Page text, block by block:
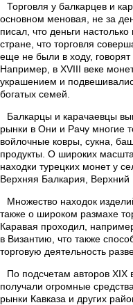
Торговля у балкарцев и
основном меновая, не за
писал, что деньги
стране, что торговля
еще не были в ходу, говорят
Например, в XVIII веке
украшением и
богатых семей.
Балкарцы и карачаевцы
рынки в Они и Рачу многие
войлочные ковры, сукна,
продукты. О широких
находки турецких монет у
Верхняя Балкария,
Множество находок
также о широком размахе
Каравая проходил,
в Византию, что также
торговую деятельность
По подсчетам авторов XIX
получали огромные
рынки Кавказа и других